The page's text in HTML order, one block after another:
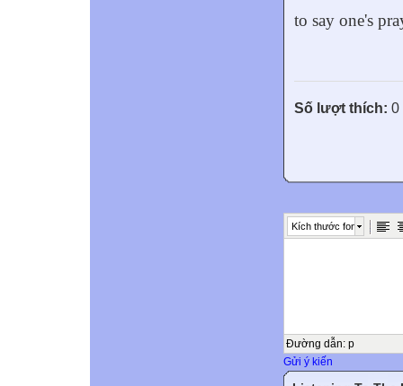
to say one's
Số lượt thích: 0
Kích thước font
Đường dẫn: p
Gửi ý kiến